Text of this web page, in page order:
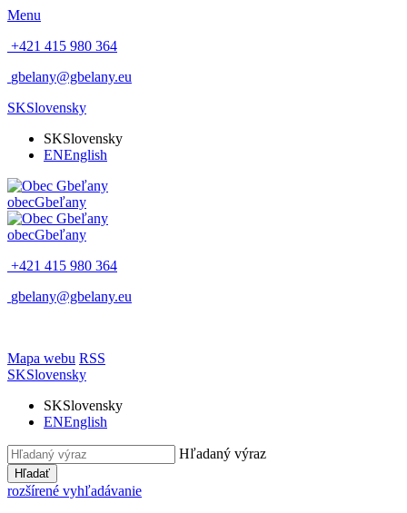
Menu
+421 415 980 364
gbelany@gbelany.eu
SKSlovensky
SKSlovensky
ENEnglish
obecGbeľany
obecGbeľany
+421 415 980 364
gbelany@gbelany.eu
Mapa webu RSS
SKSlovensky
SKSlovensky
ENEnglish
Hľadaný výraz
Hľadať
rozšírené vyhľadávanie